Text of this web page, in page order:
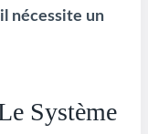
nécessite un
Système